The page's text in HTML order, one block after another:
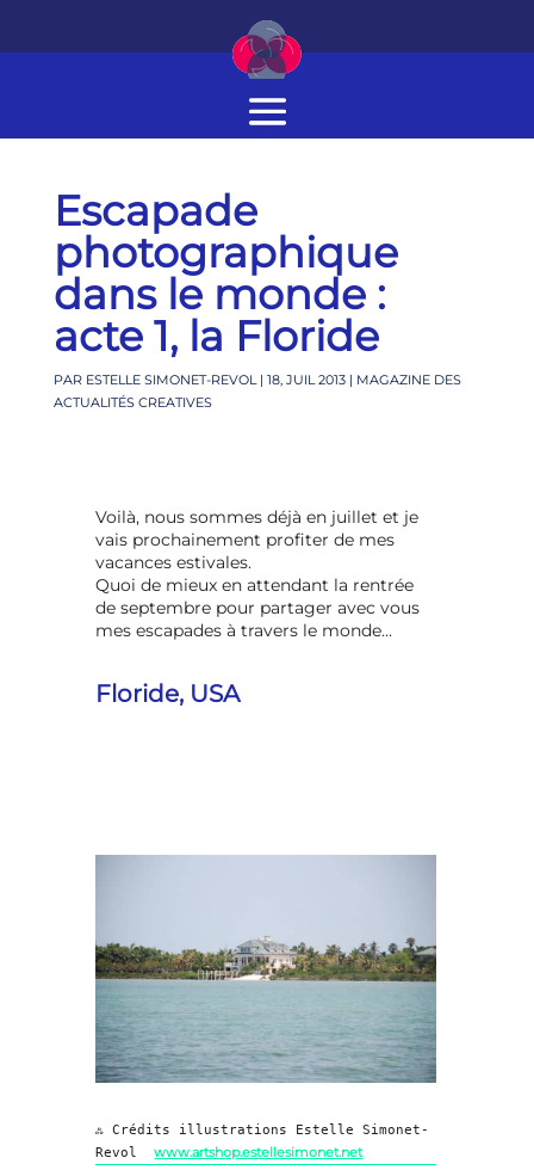
Escapade
photographique
dans le monde :
acte 1, la Floride
PAR ESTELLE SIMONET-REVOL | 18, JUIL 2013| MAGAZINE DES
ACTUALITÉS CREATIVES
Voilà, nous sommes déjà en juillet et je
vais prochainement profiter de mes
vacances estivales.
Quoi de mieux en attendant la rentrée
de septembre pour partager avec vous
mes escapades à travers le monde…
Floride, USA
ஃ Crédits illustrations Estelle Simonet-
Revolwww.artshop.estellesimonet.net